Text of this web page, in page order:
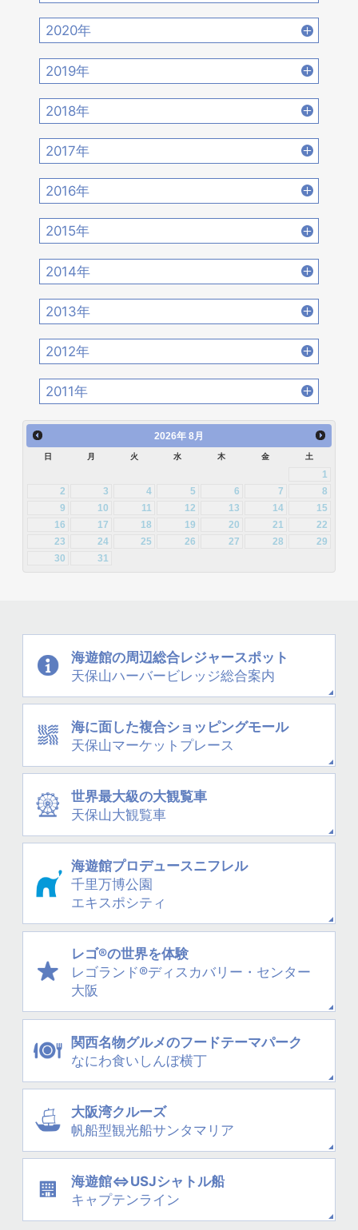
2022年10月 [16] 2022年9月 [12]
2022年6月 [17] 2022年5月 [14]
2022年4月 [15]
2022年2月 [12]
2021年12月 [18] 2021年11月 [18]
2021年10月 [17] 2021年9月 [14]
2021年8月 [21] 2021年7月 [22]
2021年6月 [17] 2021年5月 [18]
2021年4月 [16]
2021年2月 [14]
2020年
2020年12月 [21] 2020年11月 [9]
2020年10月 [21] 2020年9月 [16]
2020年8月 [18] 2020年7月 [16]
2020年6月 [21] 2020年5月 [14]
2020年4月 [12]
2020年2月 [18]
2019年
2019年12月 [14] 2019年11月 [17]
2019年10月 [12] 2019年9月 [15]
2019年8月 [18] 2019年7月 [21]
2019年6月 [18] 2019年5月 [20]
2019年4月 [16]
2019年2月 [12]
2018年
2018年12月 [20] 2018年11月 [14]
2018年10月 [20] 2018年9月 [12]
2018年8月 [15] 2018年7月 [14]
2018年6月 [18] 2018年5月 [14]
2018年4月 [21]
2018年2月 [25]
2017年
2017年12月 [28] 2017年11月 [22]
2017年10月 [21] 2017年9月 [24]
2017年6月 [25] 2017年5月 [27]
2017年4月 [26]
2017年2月 [23]
2016年
2016年12月 [21] 2016年11月 [28]
2016年10月 [26] 2016年9月 [28]
2016年8月 [39] 2016年7月 [27]
2016年6月 [27] 2016年5月 [30]
2016年4月 [32]
2016年2月 [25]
2015年
2015年12月 [30] 2015年11月 [19]
2015年10月 [26] 2015年9月 [30]
2015年8月 [31] 2015年7月 [28]
2015年6月 [29] 2015年5月 [30]
2015年4月 [26]
2015年2月 [22] 2015年1月 [25]
2014年
2014年12月 [28] 2014年11月 [23]
2014年10月 [29] 2014年9月 [26]
2014年8月 [24] 2014年7月 [28]
2014年6月 [28] 2014年5月 [25]
2014年4月 [32]
2013年
2013年12月 [27] 2013年11月 [22]
2013年10月 [28] 2013年9月 [27]
2013年8月 [26] 2013年7月 [26]
2013年6月 [28]
2013年2月 [26] 2013年1月 [31]
2012年
2012年12月 [30] 2012年11月 [12]
2012年10月 [12] 2012年9月 [5]
2012年8月 [12] 2012年7月 [1]
2011年
2011年12月 [1]
2026年 8月
日 月 火 水 木 金 土
1
2
3 4 5 6 7
8
9
10 11 12 13 14
15
16
17 18 19 20 21
22
23
24 25 26 27 28
29
30
31
海遊館の周辺総合レジャースポット
天保山ハーバービレッジ総合案内
海に面した複合ショッピングモール
天保山マーケットプレース
世界最大級の大観覧車
天保山大観覧車
海遊館プロデュースニフレル
千里万博公園
エキスポシティ
レゴ®の世界を体験
レゴランド®ディスカバリー・ センター
大阪
関西名物グルメのフードテーマパーク
なにわ食いしんぼ横丁
大阪湾クルーズ
帆船型観光船サンタマリア
海遊館⇔USJシャトル船
キャプテンライン